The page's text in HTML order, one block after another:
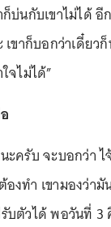
บ่นกับเขาไม่ได้ อี
เขาก็บอกว่าเดี๋ยว
จไม่ได้”
ะครับ จะบอกว่า
งทำ เขามองว่า
บตัวได้ พอวันที่ 3